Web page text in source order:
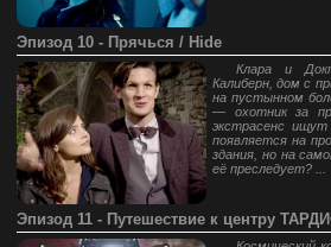
Эпизод 10 - Прячься / Hide
Клара и
Калиберн, дом с
на пустынном
— охотник за
экстрасенс
появляется на
здания, но на
её преследует? ...
Эпизод 11 - Путешествие к центру